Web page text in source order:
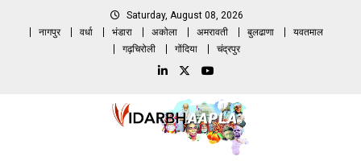
Saturday, August 08, 2026
नागपुर
वर्धा भंडारा अकोला अमरावती बुलढाणा
यवतमाल
गढ़चिरोली
गोंदिया चंद्रपुर